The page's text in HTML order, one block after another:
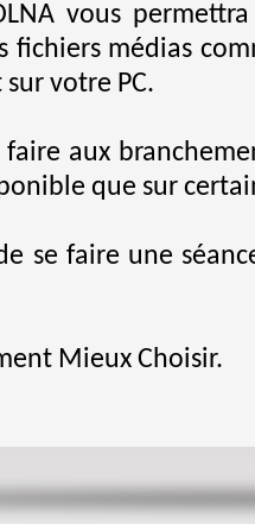
vous
fichiers médias
votre PC.
faire aux
que sur
se faire une
Mieux Choisir.